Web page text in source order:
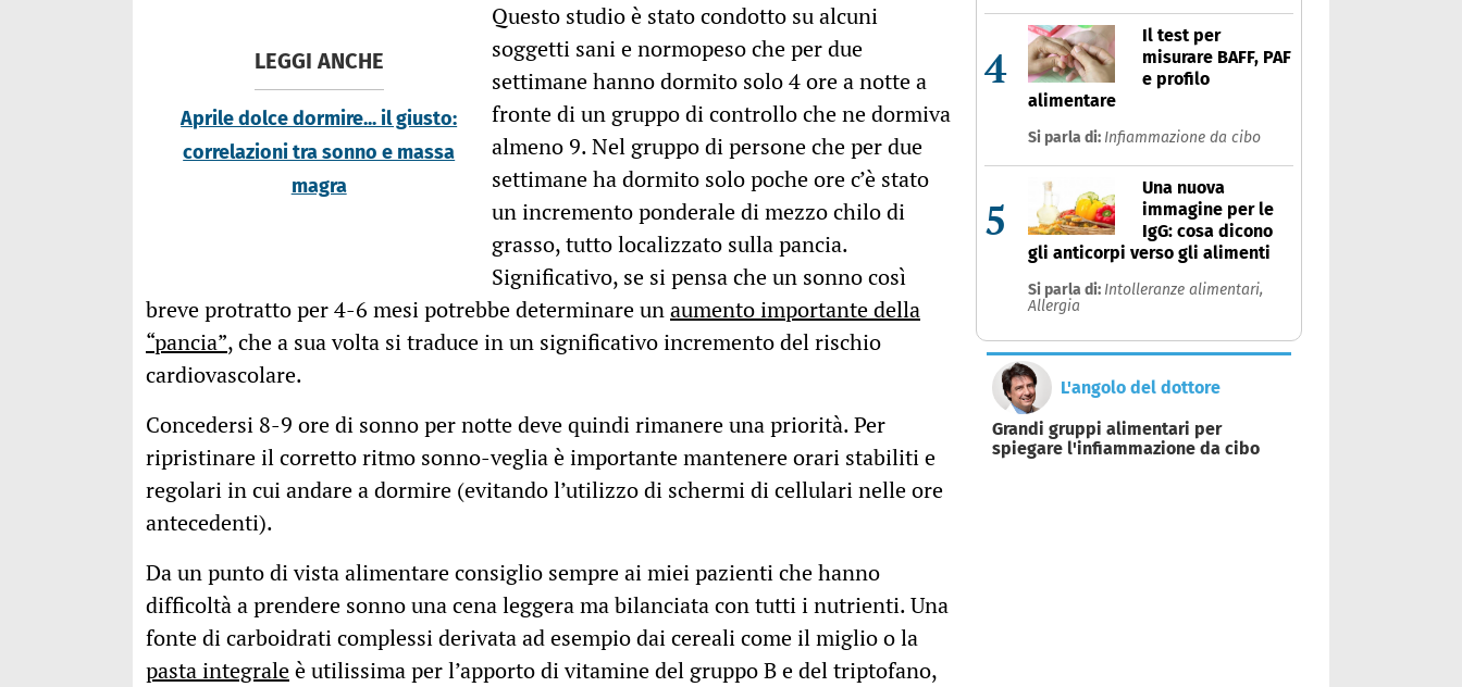
LEGGI ANCHE
Aprile dolce dormire... il giusto:
correlazioni tra sonno e massa
magra
Questo studio è stato condotto su alcuni
soggetti sani e normopeso che per due
settimane hanno dormito solo 4 ore a notte a
fronte di un gruppo di controllo che ne dormiva
almeno 9. Nel gruppo di persone che per due
settimane ha dormito solo poche ore c’è stato
un incremento ponderale di mezzo chilo di
grasso, tutto localizzato sulla pancia.
Significativo, se si pensa che un sonno così
breve protratto per 4-6 mesi potrebbe determinare unaumento importante della
“pancia”, che a sua volta si traduce in un significativo incremento del rischio
cardiovascolare.
Concedersi 8-9 ore di sonno per notte deve quindi rimanere una priorità. Per
ripristinare il corretto ritmo sonno-veglia è importante mantenere orari stabiliti e
regolari in cui andare a dormire (evitando l’utilizzo di schermi di cellulari nelle ore
antecedenti).
Da un punto di vista alimentare consiglio sempre ai miei pazienti che hanno
difficoltà a prendere sonno una cena leggera ma bilanciata con tutti i nutrienti. Una
fonte di carboidrati complessi derivata ad esempio dai cereali come il miglio o la
pasta integraleè utilissima per l’apporto di vitamine del gruppo B e del triptofano,
4
Il test per
misurare BAFF, PAF
e profilo
alimentare
Si parla di: Infiammazione da cibo
5
Una nuova
immagine per le
IgG: cosa dicono
gli anticorpi verso gli alimenti
Si parla di: Intolleranze alimentari,
Allergia
L'angolo del dottore
Grandi gruppi alimentari per
spiegare l'infiammazione da cibo